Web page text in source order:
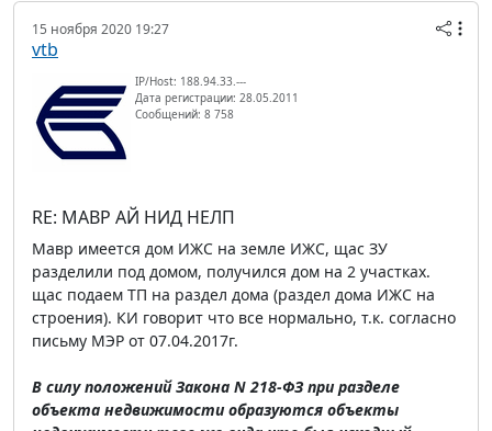
15 ноября 2020 19:27
vtb
IP/Host: 188.94.33.---
Дата регистрации: 28.05.2011
Сообщений: 8 758
RE: МАВР АЙ НИД НЕЛП
Мавр имеется дом ИЖС на земле ИЖС, щас ЗУ
разделили под домом, получился дом на 2 участках.
щас подаем ТП на раздел дома (раздел дома ИЖС на
строения). КИ говорит что все нормально, т.к. согласно
письму МЭР от 07.04.2017г.
В силу положений Закона N 218-ФЗ при разделе
объекта недвижимости образуются объекты